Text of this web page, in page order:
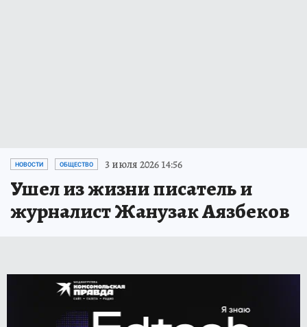
НОВОСТИ ОБЩЕСТВО 3 июля 2026 14:56
Ушел из жизни писатель и
журналист Жанузак Аязбеков